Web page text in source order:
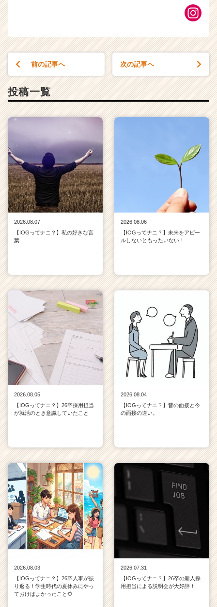
前の記事へ 次の記事へ
投稿一覧
2026.08.07
【IOGってナニ？】私の好きな言
葉
2026.08.06
【IOGってナニ？】未来をアピー
ルしないともったいない！
2026.08.05
【IOGってナニ？】26卒採用担当
が就活のとき意識していたこと
2026.08.04
【IOGってナニ？】昔の面接と今
の面接の違い。
2026.08.03
【IOGってナニ？】26卒人事が振
り返る！学生時代の夏休みにやっ
ておけばよかったこと🌻
2026.07.31
【IOGってナニ？】26卒の新人採
用担当による説明会が大好評！